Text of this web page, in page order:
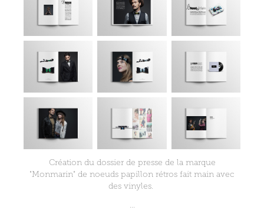
Création du dossier de presse de la marque
"Monmarin" de noeuds papillon rétros fait main avec
des vinyles.